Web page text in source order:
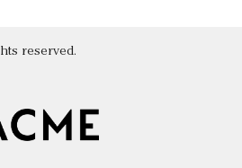
reserved.